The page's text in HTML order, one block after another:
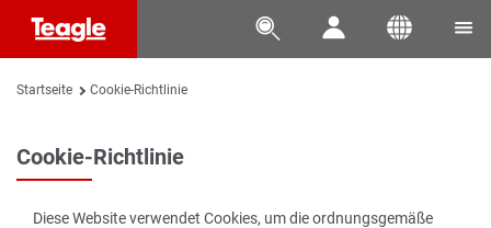
   
Startseite Cookie-Richtlinie
Cookie-Richtlinie
Diese Website verwendet Cookies, um die ordnungsgemäße